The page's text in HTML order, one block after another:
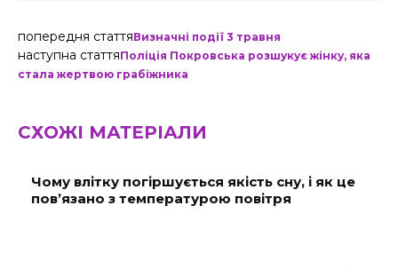
попередня статтяВизначні події 3 травня
наступна статтяПоліція Покровська розшукує жінку, яка
стала жертвою грабіжника
СХОЖІ МАТЕРІАЛИ
Чому влітку погіршується якість сну, і як це
пов’язано з температурою повітря